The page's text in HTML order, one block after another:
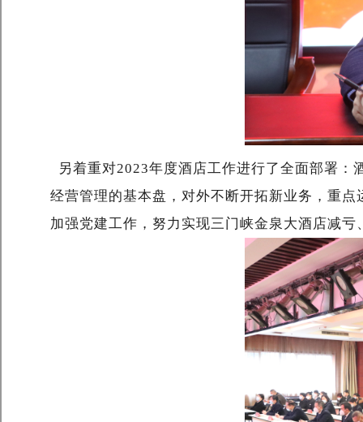
另着重对2023年度酒店工作进行了全面部署：
经营管理的基本盘，对外不断开拓新业务，重
加强党建工作，努力实现三门峡金泉大酒店减